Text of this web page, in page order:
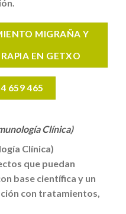
MIGRAÑA Y
EN GETXO
659 465
Clínica)
Clínica)
que puedan
base científica y un
con tratamientos,